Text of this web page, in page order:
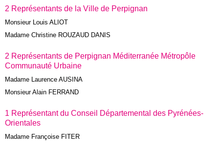
2 Représentants de la Ville de Perpignan
Monsieur Louis ALIOT
Madame Christine ROUZAUD DANIS
2 Représentants de Perpignan Méditerranée Métropôle
Communauté Urbaine
Madame Laurence AUSINA
Monsieur Alain FERRAND
1 Représentant du Conseil Départemental des Pyrénées-
Orientales
Madame Françoise FITER